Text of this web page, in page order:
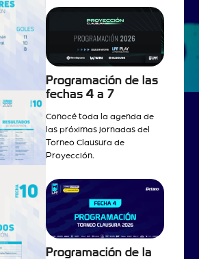
Programación de las
fechas 4 a 7
Conocé toda la agenda de
las próximas jornadas del
Torneo Clausura de
Proyección.
Programación de la